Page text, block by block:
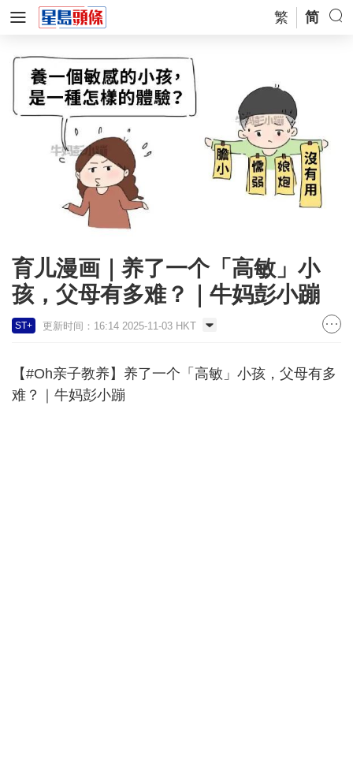
繁 简
育儿漫画｜养了一个「高敏」小
孩，父母有多难？｜牛妈彭小蹦
ST+ 更新时间：16:14 2025-11-03 HKT
【#Oh亲子教养】养了一个「高敏」小孩，父母有多
难？｜牛妈彭小蹦